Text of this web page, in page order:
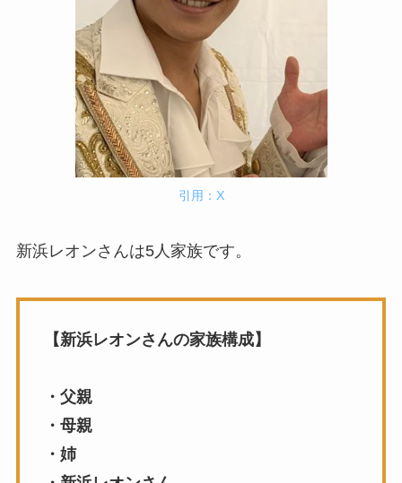
引用：X
新浜レオンさんは5人家族です。
【新浜レオンさんの家族構成】
・父親
・母親
・姉